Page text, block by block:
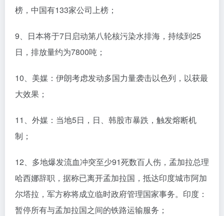
榜，中国有133家公司上榜；
9、日本将于7日启动第八轮核污染水排海，持续到25
日，排放量约为7800吨；
10、美媒：伊朗考虑发动多国力量袭击以色列，以获最
大效果；
11、外媒：当地5日，日、韩股市暴跌，触发熔断机
制；
12、多地爆发流血冲突至少91死数百人伤，孟加拉总理
哈西娜辞职，据称已离开孟加拉国，抵达印度城市阿加
尔塔拉，军方称将成立临时政府管理国家事务。印度：
暂停所有与孟加拉国之间的铁路运输服务；